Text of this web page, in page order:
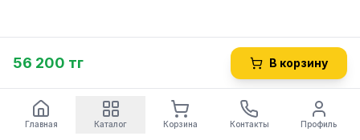
56 200 тг В корзину
Главная Каталог Корзина Контакты Профиль